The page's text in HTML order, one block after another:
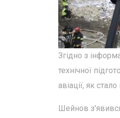
Згідно з
технічної
авіації, як
Шейнов з'явився